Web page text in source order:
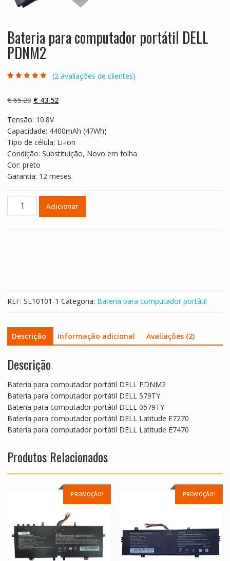
Bateria para computador portátil DELL
PDNM2
com base em
classificaçõe
(2 avaliações de clientes)
€65.28 O
original
era:
€ 65.28.
€43.52O
é:
€ 43.52.
Tensão: 10.8V
Capacidade: 4400mAh (47Wh)
Tipo de célula: Li-ion
Condição: Substituição, Novo em folha
Cor: preto
Garantia: 12 meses
Quantidade
Adicionar
REF: SL10101-1 Categoria: Bateria para computador portátil
Descrição Informação adicional Avaliações (2)
Descrição
Bateria para computador portátil DELL PDNM2
Bateria para computador portátil DELL 579TY
Bateria para computador portátil DELL 0579TY
Bateria para computador portátil DELL Latitude E7270
Bateria para computador portátil DELL Latitude E7470
Produtos Relacionados
PROMOÇÃO! PROMOÇÃO!